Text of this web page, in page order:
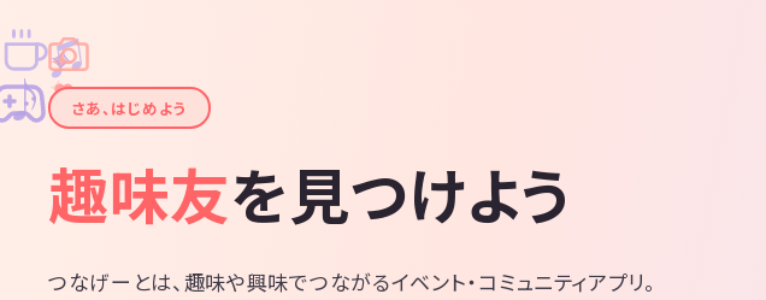
✦
✦
✧
✧
♪
♫
さあ、はじめよう
趣味友を見つけよう
つなげーとは、趣味や興味でつながるイベント・コミュニティアプリ。